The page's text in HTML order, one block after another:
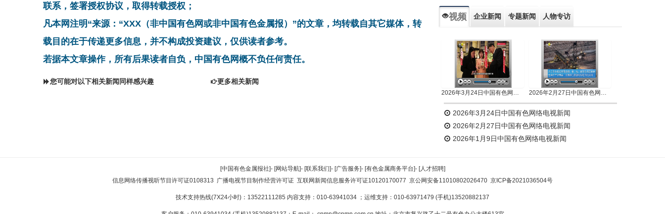
联系，签署授权协议，取得转载授权；
凡本网注明“来源：“XXX（非中国有色网或非中国有色金属报）”的文章，均转载自其它媒体，转
载目的在于传递更多信息，并不构成投资建议，仅供读者参考。
若据本文章操作，所有后果读者自负，中国有色网概不负任何责任。
您可能对以下相关新闻同样感兴趣 更多相关新闻
视频 企业新闻 专题新闻 人物专访
2026年3月24日中国有色网络电视新闻 2026年2月27日中国有色网络电视新闻
2026年3月24日中国有色网络电视新闻
2026年2月27日中国有色网络电视新闻
2026年1月9日中国有色网络电视新闻
[中国有色金属报社]- [网站导航]- [联系我们]- [广告服务]- [有色金属商务平台]- [人才招聘]
信息网络传播视听节目许可证0108313 广播电视节目制作经营许可证 互联网新闻信息服务许可证10120170077 京公网安备11010802026470 京ICP备2021036504号
技术支持热线(7X24小时)：13522111285 内容支持：010-63941034 ；运维支持：010-63971479 (手机)13520882137